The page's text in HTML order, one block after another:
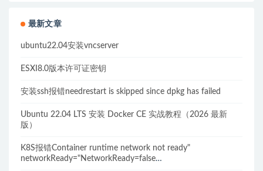
最新文章
ubuntu22.04安装vncserver
ESXI8.0版本许可证密钥
安装ssh报错needrestart is skipped since dpkg has failed
Ubuntu 22.04 LTS 安装 Docker CE 实战教程（2026 最新
版）
K8S报错Container runtime network not ready"
networkReady="NetworkReady=false